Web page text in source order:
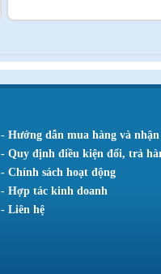
- Hướng dẫn mua hàng và
- Quy định điều kiện đổi, trả
- Chính sách hoạt động
- Hợp tác kinh doanh
- Liên hệ